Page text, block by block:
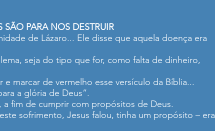
PARA NOS DESTRUIR
de Lázaro... Ele disse que aquela doença era
seja do tipo que for, como falta de dinheiro,
marcar de vermelho esse versículo da Bíblia...
a glória de Deus”.
a fim de cumprir com propósitos de Deus.
sofrimento, Jesus falou, tinha um propósito – era